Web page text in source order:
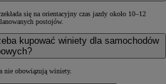
się na orientacyjny czas jazdy około 10–12
postojów.
kupować winiety dla samochodów
nie obowiązują winiety.